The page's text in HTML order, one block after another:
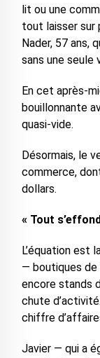
lit ou une
tout laisser sur
Nader, 57 ans,
sans une seule
En cet après-
bouillonnante
quasi-vide.
Désormais, le
commerce,
dollars.
« Tout
L’équation est
— boutiques de
encore stands
chute
chiffre
Javier — qui a